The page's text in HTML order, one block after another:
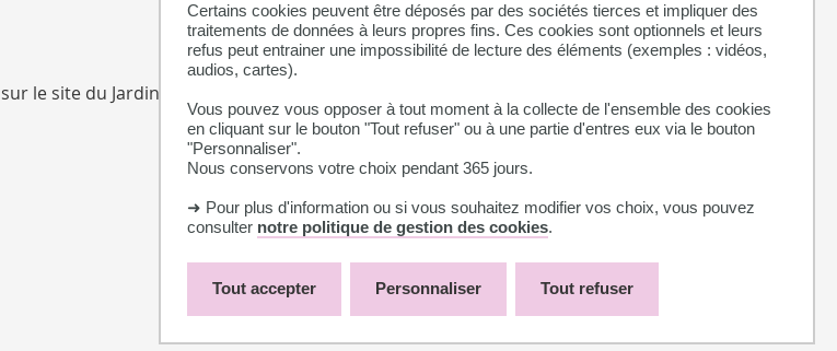
Certains cookies peuvent être déposés par des sociétés tierces et impliquer des
traitements de données à leurs propres fins. Ces cookies sont optionnels et leurs
refus peut entrainer une impossibilité de lecture des éléments (exemples : vidéos,
audios, cartes).
Vous pouvez vous opposer à tout moment à la collecte de l'ensemble des cookies
en cliquant sur le bouton "Tout refuser" ou à une partie d'entres eux via le bouton
"Personnaliser".
Nous conservons votre choix pendant 365 jours.
➜ Pour plus d'information ou si vous souhaitez modifier vos choix, vous pouvez
consulter notre politique de gestion des cookies.
Tout accepter Tout refuser
Personnaliser
le site du Jardin botanique Henri Gaussen, en plein cœur de Toulouse et à l'Arborétum de